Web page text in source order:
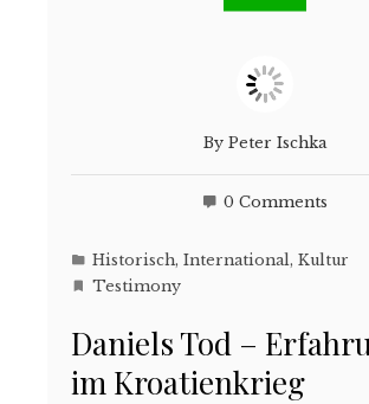
By Peter Ischka
0 Comments
Historisch, International , Kultur
Testimony
Daniels Tod –
im Kroatienkrieg